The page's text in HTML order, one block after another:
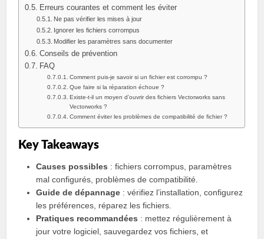
Erreurs courantes et comment les éviter
Ne pas vérifier les mises à jour
Ignorer les fichiers corrompus
Modifier les paramètres sans documenter
Conseils de prévention
FAQ
Comment puis-je savoir si un fichier est corrompu ?
Que faire si la réparation échoue ?
Existe-t-il un moyen d’ouvrir des fichiers Vectorworks sans
Vectorworks ?
Comment éviter les problèmes de compatibilité de fichier ?
Key Takeaways
Causes possibles : fichiers corrompus, paramètres
mal configurés, problèmes de compatibilité.
Guide de dépannage : vérifiez l’installation, configurez
les préférences, réparez les fichiers.
Pratiques recommandées : mettez régulièrement à
jour votre logiciel, sauvegardez vos fichiers, et